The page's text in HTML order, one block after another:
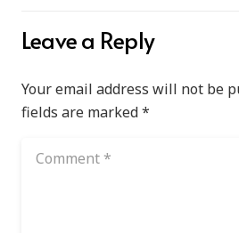
Leave a Reply
Your email address will not be
fields are marked*